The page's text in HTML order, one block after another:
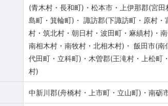
(青木村・長和町)・松本市・上伊那郡(宮
島町・箕輪町)・ 諏訪郡(下諏訪町・原村
村・筑北村・朝日村・波田町・麻績村)・
南相木村・南牧村・北相木村)・ 飯田市(
代田町・立科町)・木曽郡(王滝村・上松町
村)
中新川郡(舟橋村・上市町・立山町)・南砺